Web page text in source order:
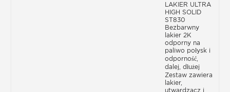
LAKIER ULTRA
HIGH SOLID
ST830
Bezbarwny
lakier 2K
odporny na
paliwo połysk i
odporność,
dalej, dłużej
Zestaw zawiera
lakier,
utwardzacz i